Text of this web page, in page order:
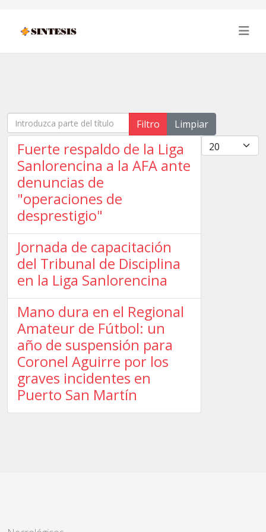
Introduzca parte del título Filtro
Limpiar
Cantidad
Fuerte respaldo de la Liga
Sanlorencina a la AFA ante
denuncias de
"operaciones de
desprestigio"
Jornada de capacitación
del Tribunal de Disciplina
en la Liga Sanlorencina
Mano dura en el Regional
Amateur de Fútbol: un
año de suspensión para
Coronel Aguirre por los
graves incidentes en
Puerto San Martín